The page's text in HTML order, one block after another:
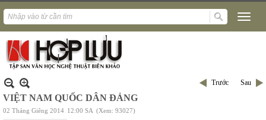
Trước Sau
VIỆT NAM QUỐC DÂN ĐẢNG
02 Tháng Giêng 2014 12:00 SA (Xem: 93027)